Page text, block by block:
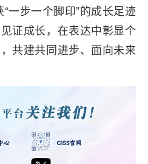
一步一个脚印”的成长足迹
证成长，在表达中彰显个
共建共同进步、面向未来